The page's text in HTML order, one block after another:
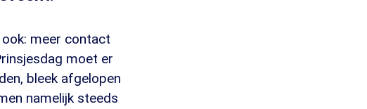
meer contact
moet er
bleek afgelopen
namelijk steeds